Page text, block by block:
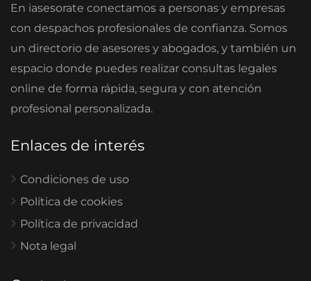
En iasesorate conectamos a personas y empresas
con despachos profesionales de confianza. Somos
un directorio de asesores y abogados, y también un
espacio donde puedes realizar consultas legales
online de forma rápida, segura y con atención
profesional personalizada.
Enlaces de interés
Condiciones de uso
Política de cookies
Política de privacidad
Nota legal